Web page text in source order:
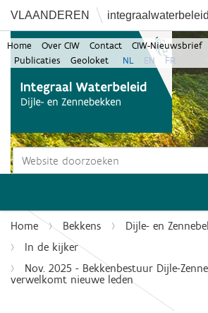
VLAANDEREN
Zoek
Home Over CIW Contact CIW-Nieuwsbrief
Publicaties
Geoloket NL EN FR
Home Bekkens
Dijle- en
In de kijker
Nov. 2025 - Bekkenbestuur Dijle-
verwelkomt nieuwe leden